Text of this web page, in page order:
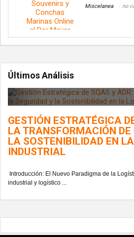
Miscelanea no
Últimos Análisis
GESTIÓN ESTRATÉGICA
LA TRANSFORMACIÓN DE
LA SOSTENIBILIDAD EN
INDUSTRIAL
Introducción: El Nuevo Paradigma de la
industrial y logístico ...